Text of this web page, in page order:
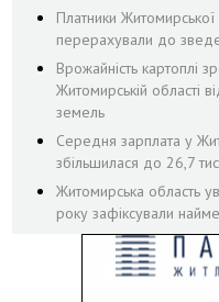
Платники Житомирської
перерахували до
Врожайність картоплі
Житомирській області
земель
Середня зарплата у
збільшилася до 26,7
Житомирська область
року зафіксували